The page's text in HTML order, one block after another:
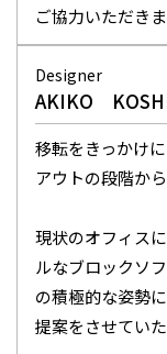
ご協力いただき
Designer
AKIKO
移転をきっかけ
アウトの段階か
現状のオフィス
ルなブロックソ
の積極的な姿勢
提案をさせてい